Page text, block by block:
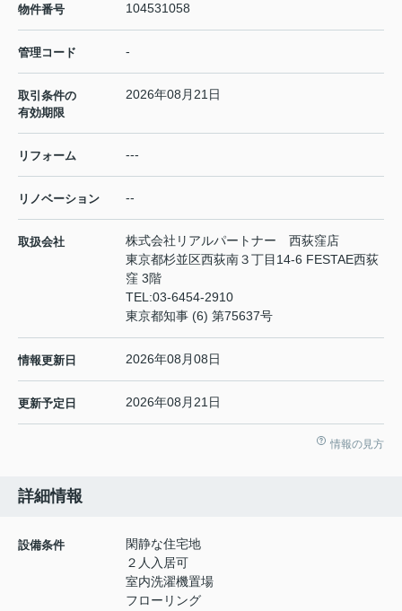
物件番号 104531058
管理コード -
取引条件の
有効期限
2026年08月21日
リフォーム ---
リノベーション --
取扱会社
株式会社リアルパートナー 西荻窪店
東京都杉並区西荻南３丁目14-6 FESTAE西荻
窪 3階
TEL:03-6454-2910
東京都知事 (6) 第75637号
情報更新日 2026年08月08日
更新予定日 2026年08月21日
情報の見方
詳細情報
設備条件
閑静な住宅地
２人入居可
室内洗濯機置場
フローリング